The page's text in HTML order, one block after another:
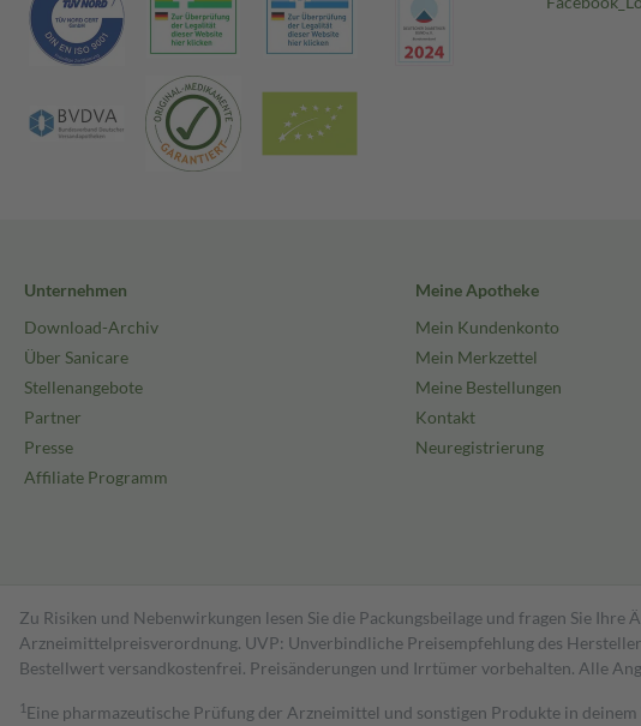
Unternehmen
Download-Archiv
Über Sanicare
Stellenangebote
Partner
Presse
Affiliate Programm
Meine Apotheke
Mein Kundenkonto
Mein Merkzettel
Meine Bestellungen
Kontakt
Neuregistrierung
Zu Risiken und Nebenwirkungen lesen Sie die Packungsbeilage und fragen Sie
Arzneimittelpreisverordnung. UVP: Unverbindliche Preisempfehlung des
Bestell­wert versand­kosten­frei. Preisänderungen und Irrtümer vorbehalten. Alle
1 Eine pharmazeutische Prüfung der Arzneimittel und sonstigen Produkte in